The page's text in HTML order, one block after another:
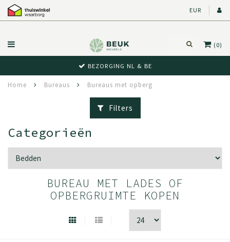
EUR
(0)
BEZORGING NL & BE
Home Bureaus Bureaus met opberg
Filters
Categorieën
BUREAU MET LADES OF
OPBERGRUIMTE KOPEN